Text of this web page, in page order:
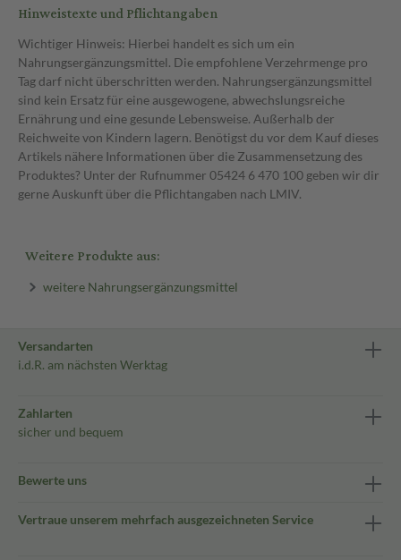
Hinweistexte und Pflichtangaben
Wichtiger Hinweis: Hierbei handelt es sich um ein
Nahrungsergänzungsmittel. Die empfohlene Verzehrmenge pro
Tag darf nicht überschritten werden. Nahrungsergänzungsmittel
sind kein Ersatz für eine ausgewogene, abwechslungsreiche
Ernährung und eine gesunde Lebensweise. Außerhalb der
Reichweite von Kindern lagern. Benötigst du vor dem Kauf dieses
Artikels nähere Informationen über die Zusammensetzung des
Produktes? Unter der Rufnummer 05424 6 470 100 geben wir dir
gerne Auskunft über die Pflichtangaben nach LMIV.
Weitere Produkte aus:
weitere Nahrungsergänzungsmittel
Versandarten
i.d.R. am nächsten Werktag
Zahlarten
sicher und bequem
Bewerte uns
Vertraue unserem mehrfach ausgezeichneten Service